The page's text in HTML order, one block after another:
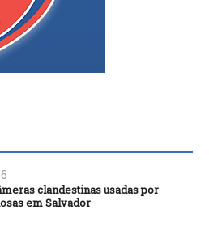
clandestinas usadas por
em Salvador